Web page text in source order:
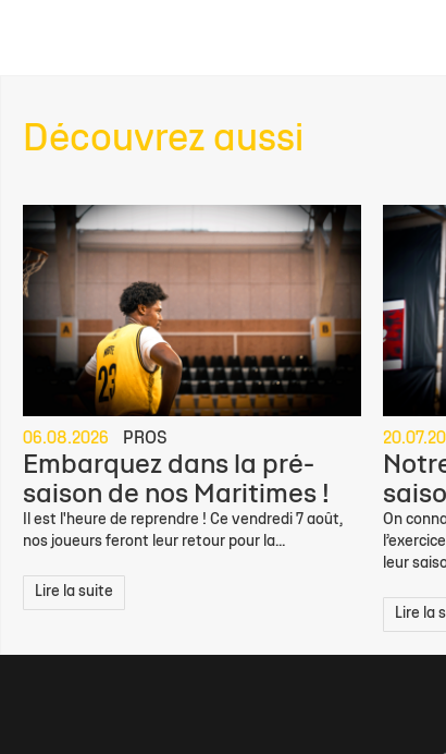
Découvrez aussi
06.08.2026 PROS
Embarquez dans la pré-
saison de nos Maritimes !
Il est l'heure de reprendre ! Ce vendredi 7 août,
nos joueurs feront leur retour pour la...
Lire la suite
On
leur
Lire la